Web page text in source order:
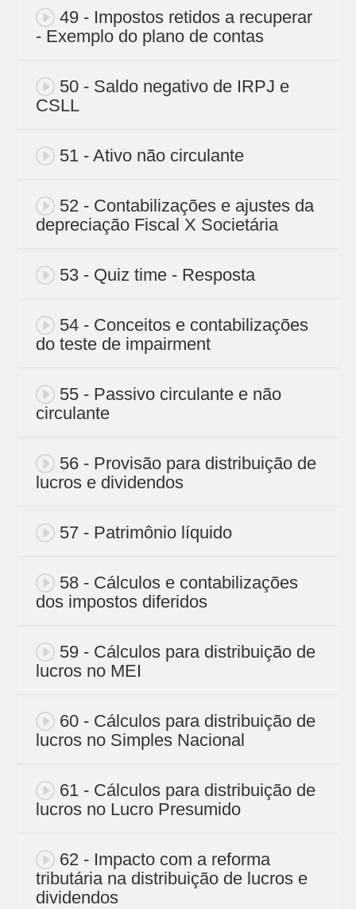
49 - Impostos retidos a recuperar
- Exemplo do plano de contas
50 - Saldo negativo de IRPJ e
CSLL
51 - Ativo não circulante
52 - Contabilizações e ajustes da
depreciação Fiscal X Societária
53 - Quiz time - Resposta
54 - Conceitos e contabilizações
do teste de impairment
55 - Passivo circulante e não
circulante
56 - Provisão para distribuição de
lucros e dividendos
57 - Patrimônio líquido
58 - Cálculos e contabilizações
dos impostos diferidos
59 - Cálculos para distribuição de
lucros no MEI
60 - Cálculos para distribuição de
lucros no Simples Nacional
61 - Cálculos para distribuição de
lucros no Lucro Presumido
62 - Impacto com a reforma
tributária na distribuição de lucros e
dividendos